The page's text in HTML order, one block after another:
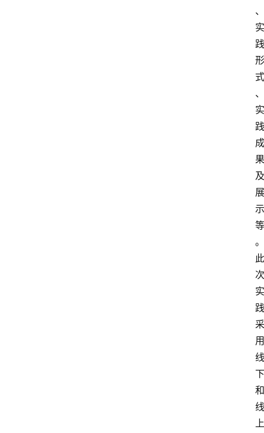
、
实
践
形
式
、
实
践
成
果
及
展
示
等
。
此
次
实
践
采
用
线
下
和
线
上